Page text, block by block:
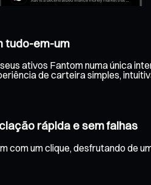
tudo-em-um
ativos Fantom numa única
de carteira simples,
rápida e sem falhas
com um clique, desfrutando de